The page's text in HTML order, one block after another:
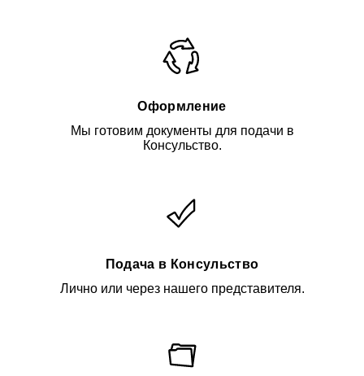
Оформление
Мы готовим документы для подачи в
Консульство.
Подача в Консульство
Лично или через нашего представителя.